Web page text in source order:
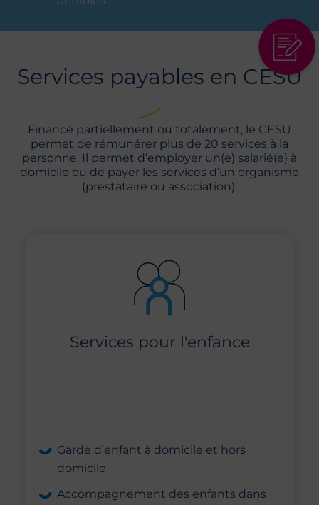
Lien de
Services payables en CESU
Financé partiellement ou totalement, le CESU
permet de rémunérer plus de 20 services à la
personne. Il permet d’employer un(e) salarié(e) à
domicile ou de payer les services d’un organisme
(prestataire ou association).
Services pour l'enfance
Garde d’enfant à domicile et hors
domicile
Accompagnement des enfants dans